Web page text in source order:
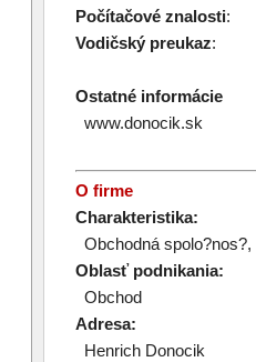
Počítačové znalosti:
Vodičský preukaz:
Ostatné informácie
www.donocik.sk
O firme
Charakteristika:
Obchodná
Oblasť podnikania:
Obchod
Adresa:
Henrich Donocik